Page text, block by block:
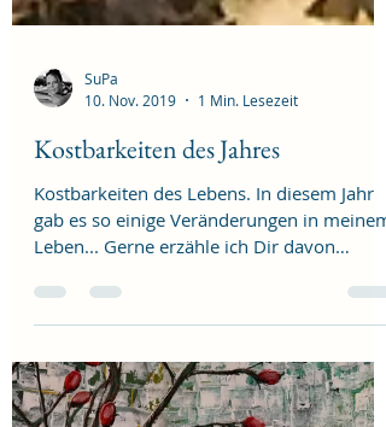
SuPa
10. Nov. 2019
1 Min. Lesezeit
Kostbarkeiten des Jahres
Kostbarkeiten des Lebens. In diesem Jahr
Leben... Gerne erzähle ich Dir davon
persönlich......